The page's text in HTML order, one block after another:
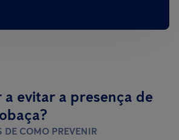
a evitar a presença de
DE COMO PREVENIR